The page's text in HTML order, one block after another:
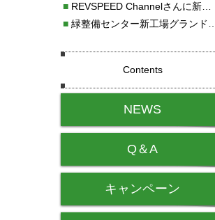
■REVSPEED Channelさんに新社屋を紹介していただきました!!
■緑整備センター新工場グランドオープン・続報
Contents
NEWS
Q＆A
キャンペーン